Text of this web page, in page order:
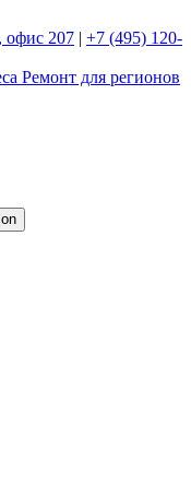
офис 207 | +7 (495) 120-
Ремонт для регионов